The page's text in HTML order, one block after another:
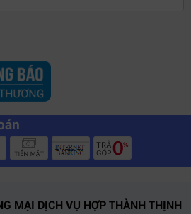
MẠI DỊCH VỤ HỢP THÀNH THỊNH